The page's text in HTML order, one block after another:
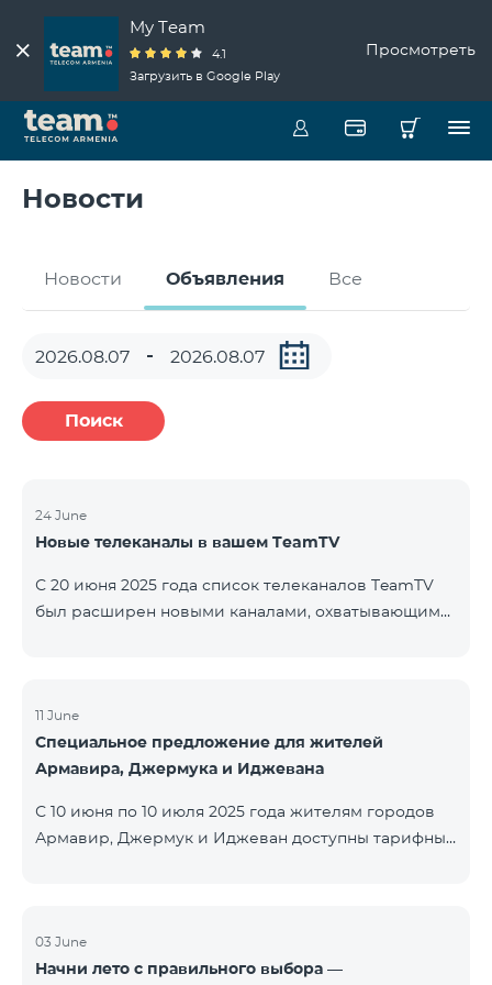
My Team
4.1
Загрузить в Google Play
Просмотреть
Новости
Новости Объявления Все
Поиск
24 June
Новые телеканалы в вашем TeamTV
С 20 июня 2025 года список телеканалов TeamTV
был расширен новыми каналами, охватывающими
Russian Информационный 230 AMEDIA Фильмы 231
AMEDIA 2 Фильмы 232 AMEDIA HIT Фильмы 233
11 June
Специальное предложение для жителей
Армавира, Джермука и Иджевана
С 10 июня по 10 июля 2025 года жителям городов
Армавир, Джермук и Иджеван доступны тарифные
предоставляется 50% скидка на первые 6 месяцев
при условии годовой подписки (12 месяцев).
03 June
Начни лето с правильного выбора —